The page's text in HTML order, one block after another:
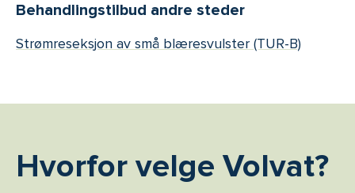
Behandlingstilbud andre steder
Strømreseksjon av små blæresvulster (TUR-B)
Hvorfor velge Volvat?